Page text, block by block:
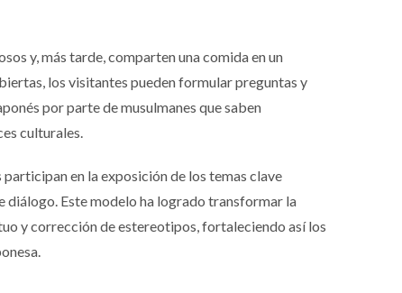
y, más tarde, comparten una comida en un
los visitantes pueden formular preguntas y
por parte de musulmanes que saben
culturales.
en la exposición de los temas clave
diálogo. Este modelo ha logrado transformar la
y corrección de estereotipos, fortaleciendo así los